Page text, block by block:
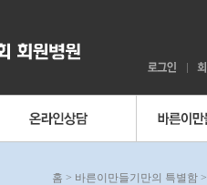
홈 > 바른이만들기만의 특별함 >